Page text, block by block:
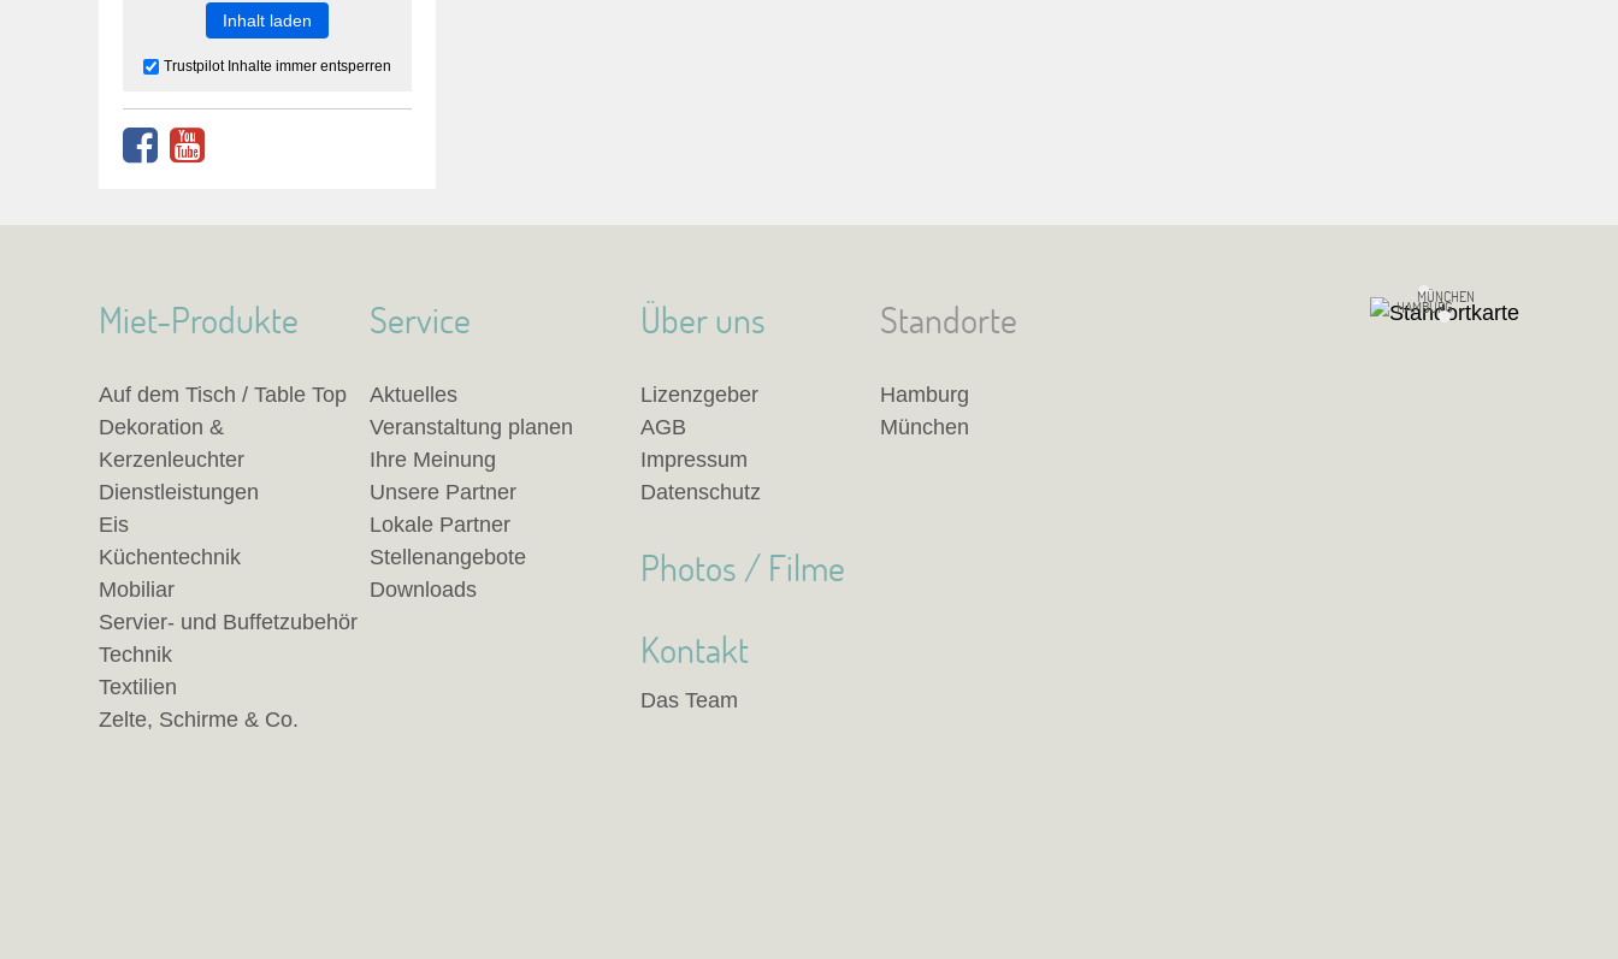
Inhalt laden
Trustpilot Inhalte immer entsperren
Standorte
Hamburg
München
HAMBURG
MÜNCHEN
Miet-Produkte
Auf dem Tisch / Table Top
Dekoration &
Kerzenleuchter
Dienstleistungen
Eis
Küchentechnik
Mobiliar
Servier- und Buffetzubehör
Technik
Textilien
Zelte, Schirme & Co.
Service
Aktuelles
Veranstaltung planen
Ihre Meinung
Unsere Partner
Lokale Partner
Stellenangebote
Downloads
Über uns
Lizenzgeber
AGB
Impressum
Datenschutz
Photos / Filme
Kontakt
Das Team